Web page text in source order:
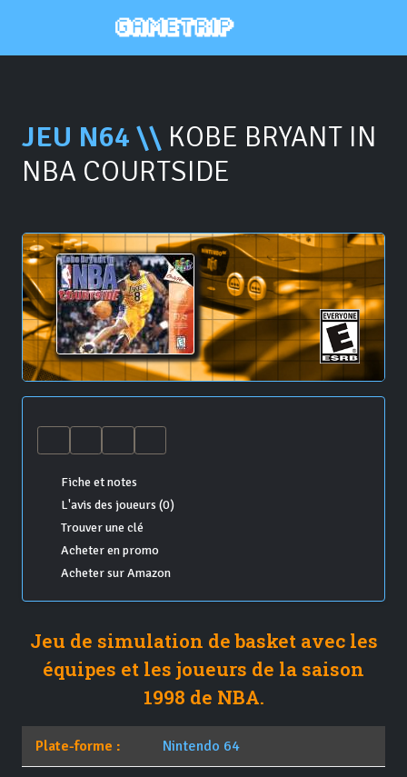
JEU N64 \\ KOBE BRYANT IN
NBA COURTSIDE
Fiche et notes
L'avis des joueurs (0)
Trouver une clé
Acheter en promo
Acheter sur Amazon
Jeu de simulation de basket avec les
équipes et les joueurs de la saison
1998 de NBA.
Plate-forme : Nintendo 64